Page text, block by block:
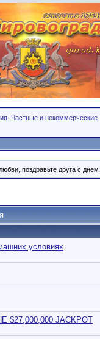
Частные и некоммерческие
поздравьте друга с
условиях
$27,000,000 JACKPOT